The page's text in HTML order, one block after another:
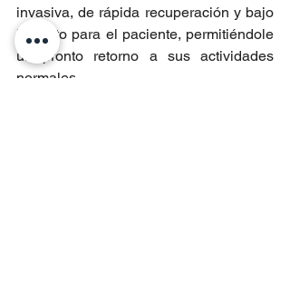
invasiva, de rápida recuperación y bajo
impacto para el paciente, permitiéndole
un pronto retorno a sus actividades
normales.